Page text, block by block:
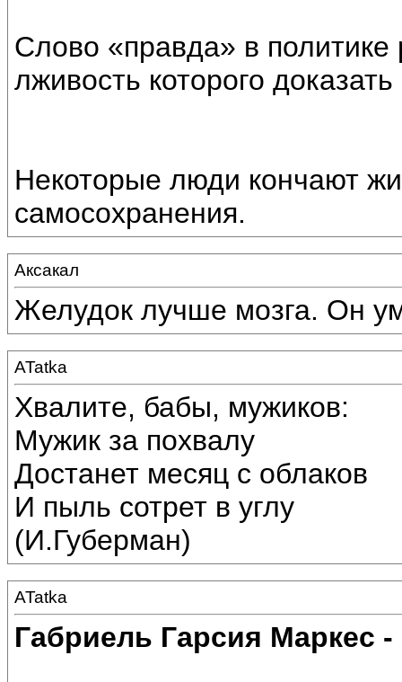
Слово «правда» в
лживость которого
Некоторые люди кончают
самосохранения.
Аксакал
Желудок лучше мозга. Он
ATatka
Хвалите, бабы, мужиков:
Мужик за похвалу
Достанет месяц с облаков
И пыль сотрет в углу
(И.Губерман)
ATatka
Габриель Гарсия Маркес